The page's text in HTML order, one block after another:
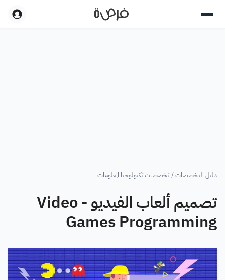
دليل التخصصات/ تخصصات تكنولوجيا المعلومات
تصميم ألعاب الفيديو - Video
Games Programming